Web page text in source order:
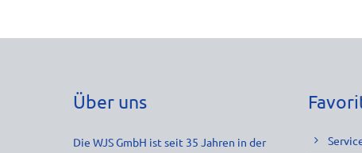
Über uns
Die WJS GmbH ist seit 35 Jahren in der